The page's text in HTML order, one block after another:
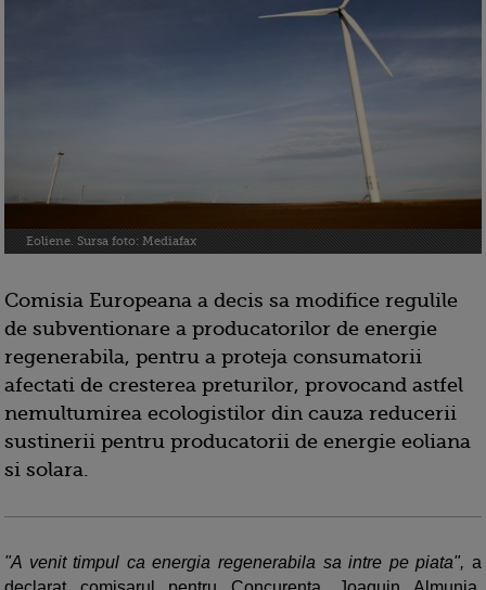
Eoliene. Sursa foto: Mediafax
Comisia Europeana a decis sa modifice regulile
de subventionare a producatorilor de energie
regenerabila, pentru a proteja consumatorii
afectati de cresterea preturilor, provocand astfel
nemultumirea ecologistilor din cauza reducerii
sustinerii pentru producatorii de energie eoliana
si solara.
"A venit timpul ca energia regenerabila sa intre pe piata", a